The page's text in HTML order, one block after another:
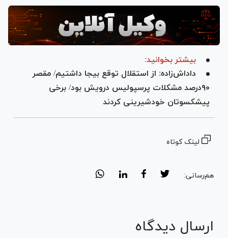
بیشتر بخوانید:
داداش‌زاده: از استقلال توقع بیجا داشتیم/ مقصر
۹۰درصد مشکلات پرسپولیس درویش بود/ برخی
پیشکسوتان خودشیرینی کردند
لینک کوتاه
هم‌رسانی:
ارسال دیدگاه